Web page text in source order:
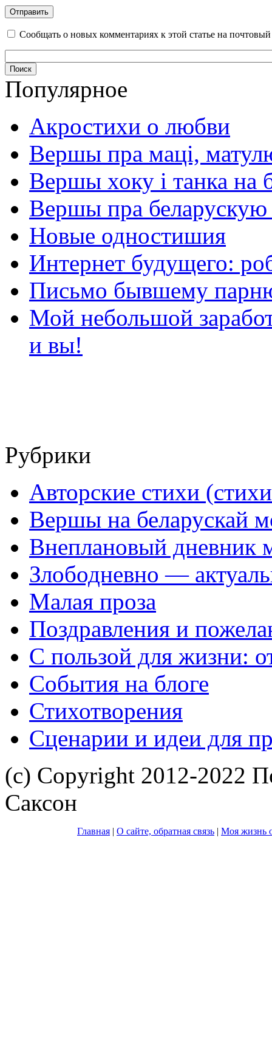
Сообщать о новых комментариях к этой статье на
Популярное
Акростихи о любви
Вершы пра маці,
Вершы хоку і танка на
Вершы пра
Новые одностишия
Интернет будущего:
Письмо бывшему
Мой небольшой
и вы!
Рубрики
Авторские стихи
Вершы на беларускай
Внеплановый дневник
Злободневно —
Малая проза
Поздравления и
С пользой для жизни:
События на блоге
Стихотворения
Сценарии и идеи для
(с) Copyright 2012-2022
Саксон
Главная | О сайте, обратная связь | Моя жизнь